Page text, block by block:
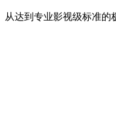
达到专业影视级标准的